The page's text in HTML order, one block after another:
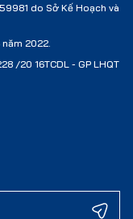
do Sở Kế Hoạch và
2022.
/20 16TCDL - GP LHQT